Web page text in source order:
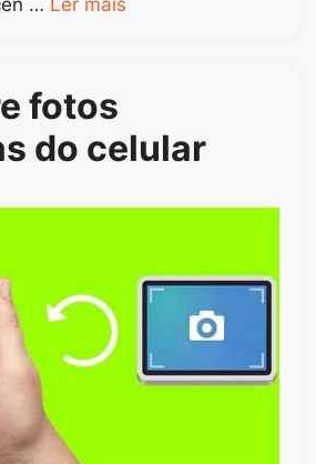
… Ler mais
fotos
do celular